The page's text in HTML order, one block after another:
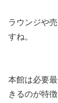
ラウンジや
すね。
本館は必要
きるのが特徴